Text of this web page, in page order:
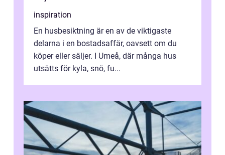
inspiration
En husbesiktning är en av de viktigaste
delarna i en bostadsaffär, oavsett om du
köper eller säljer. I Umeå, där många hus
utsätts för kyla, snö, fu...